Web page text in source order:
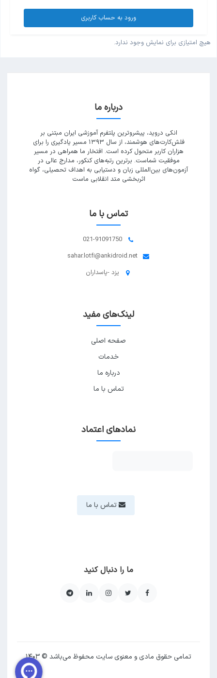
ورود به حساب کاربری
هیچ امتیازی برای نمایش وجود ندارد.
درباره ما
انکی دروید، پیشروترین پلتفرم آموزشی ایران مبتنی بر
فلش‌کارت‌های هوشمند، از سال ۱۳۹۳ مسیر یادگیری را برای
هزاران کاربر متحول کرده است. افتخار ما همراهی در مسیر
موفقیت شماست. برترین رتبه‌های کنکور، مدارج عالی در
آزمون‌های بین‌المللی زبان و دستیابی به اهداف تحصیلی، گواه
اثربخشی متد انقلابی ماست
تماس با ما
021-91091750
sahar.lotfi@ankidroid.net
یزد -پاسداران
لینک‌های مفید
صفحه اصلی
خدمات
درباره ما
تماس با ما
نمادهای اعتماد
تماس با ما
ما را دنبال کنید
تمامی حقوق مادی و معنوی سایت محفوظ می‌باشد © ۱۴۰۳